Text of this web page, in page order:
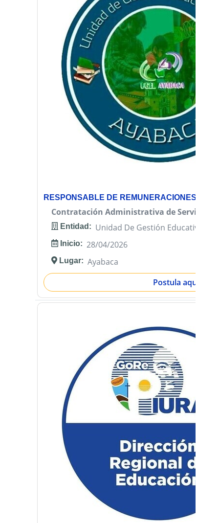
RESPONSABLE DE REMUNERACIONES -
Contratación Administrativa de Servicios
Entidad: Unidad De Gestión Educativa
Inicio: 28/04/2026
Lugar: Ayabaca
Postula aquí